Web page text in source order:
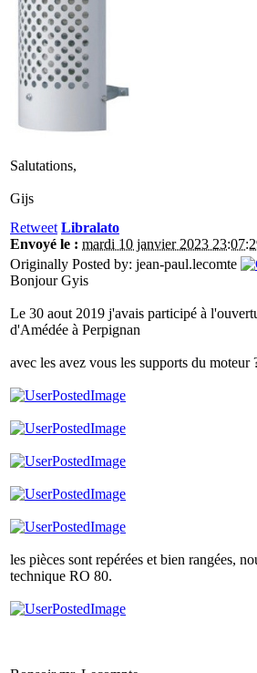
Salutations,
Gijs
Retweet Libralato
Envoyé le : mardi 10 janvier 2023
Originally Posted by: jean-paul.lecomte
Bonjour Gyis
Le 30 aout 2019 j'avais participé à
d'Amédée à Perpignan
avec les avez vous les supports du moteur
les pièces sont repérées et bien rangées,
technique RO 80.